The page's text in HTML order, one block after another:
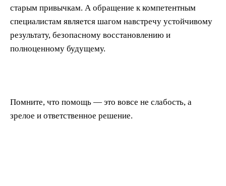
старым привычкам. А обращение к компетентным
специалистам является шагом навстречу устойчивому
результату, безопасному восстановлению и
полноценному будущему.
Помните, что помощь — это вовсе не слабость, а
зрелое и ответственное решение.